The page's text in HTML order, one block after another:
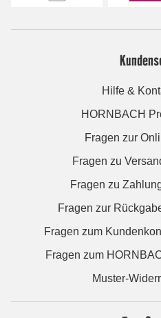
Hilfe &
HORNBACH
Fragen zur
Fragen zu
Fragen zu
Fragen zur
Fragen zum
Fragen zum
Muster-